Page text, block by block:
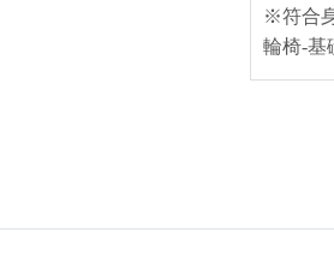
※符合
輪椅-基
50,000
04-